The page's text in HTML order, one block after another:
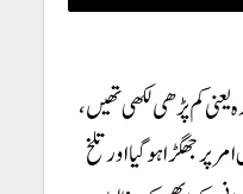
یعنی کم پڑھی لکھی تھیں،
پر جھگڑا ہو گیا اور تلخ